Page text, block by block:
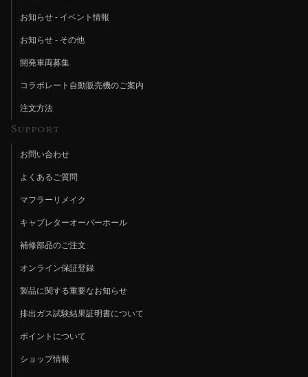
お知らせ - イベント情報
お知らせ - その他
開発車両募集
コラボレート自動販売機のご案内
注文方法
Support
お問い合わせ
よくあるご質問
マフラーリメイク
キャブレターオーバーホール
補修部品のご注文
オンライン保証登録
製品に関する重要なお知らせ
排出ガス試験結果証明書について
ポイントについて
ショップ情報